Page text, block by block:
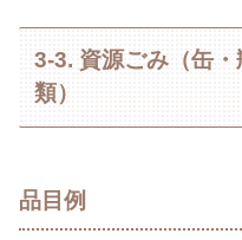
3-3. 資源ごみ（缶
類）
品目例